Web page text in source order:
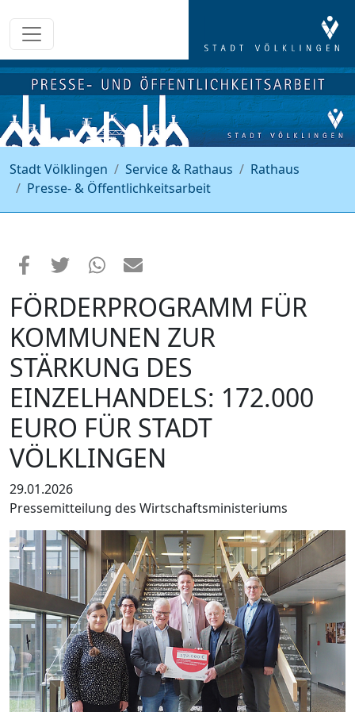
Stadt Völklingen Service & Rathaus
Rathaus
Presse- & Öffentlichkeitsarbeit
FÖRDERPROGRAMM FÜR
KOMMUNEN ZUR
STÄRKUNG DES
EINZELHANDELS: 172.000
EURO FÜR STADT
VÖLKLINGEN
29.01.2026
Pressemitteilung des Wirtschaftsministeriums